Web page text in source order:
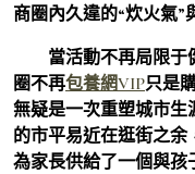
商圈內久違的“炊火氣”
當活動不再局限于
圈不再包養網VIP只是
無疑是一次重塑城市生
的市平易近在逛街之余
為家長供給了一個與孩